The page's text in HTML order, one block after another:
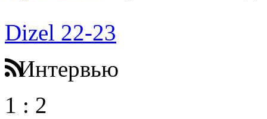
Dizel 22-23
Интервью
1 : 2